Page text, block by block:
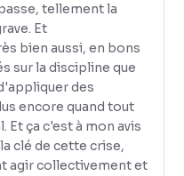
tellement la
Et
bien aussi, en bons
sur la discipline que
des
encore quand tout
Et ça c'est à mon avis
clé de cette crise,
agir collectivement et